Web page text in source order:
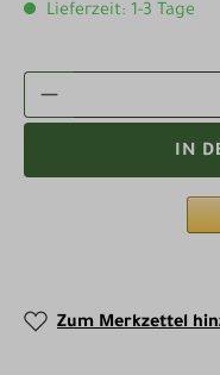
Lieferzeit: 1-3 Tage
PRODUKT
IN
Zum Merkzettel